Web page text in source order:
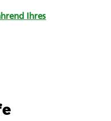
Ihres